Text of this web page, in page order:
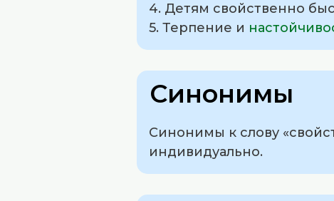
4. Детям свойственно
5. Терпение и
Синонимы
Синонимы к слову
индивидуально.